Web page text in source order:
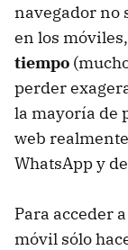
navegador no
en los
tiempo
perder
la mayoría de
web
WhatsApp y
Para acceder
móvil sólo